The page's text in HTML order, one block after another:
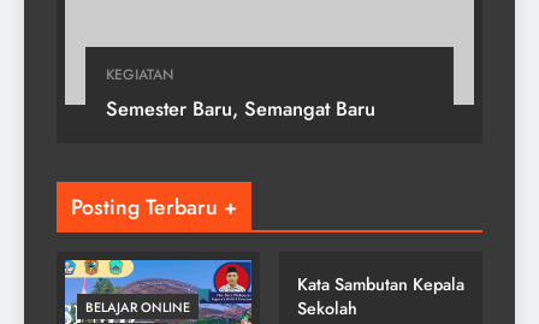
KEGIATAN
Semester Baru, Semangat Baru
Posting Terbaru +
BELAJAR ONLINE
GONDANGREJO
Kata Sambutan Kepala
Sekolah